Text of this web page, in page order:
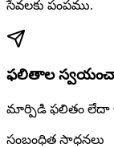
సేవలకు పంపము.
ఫలితాల
మార్పిడి ఫలితం లేదా
సంబంధిత సాధనలు